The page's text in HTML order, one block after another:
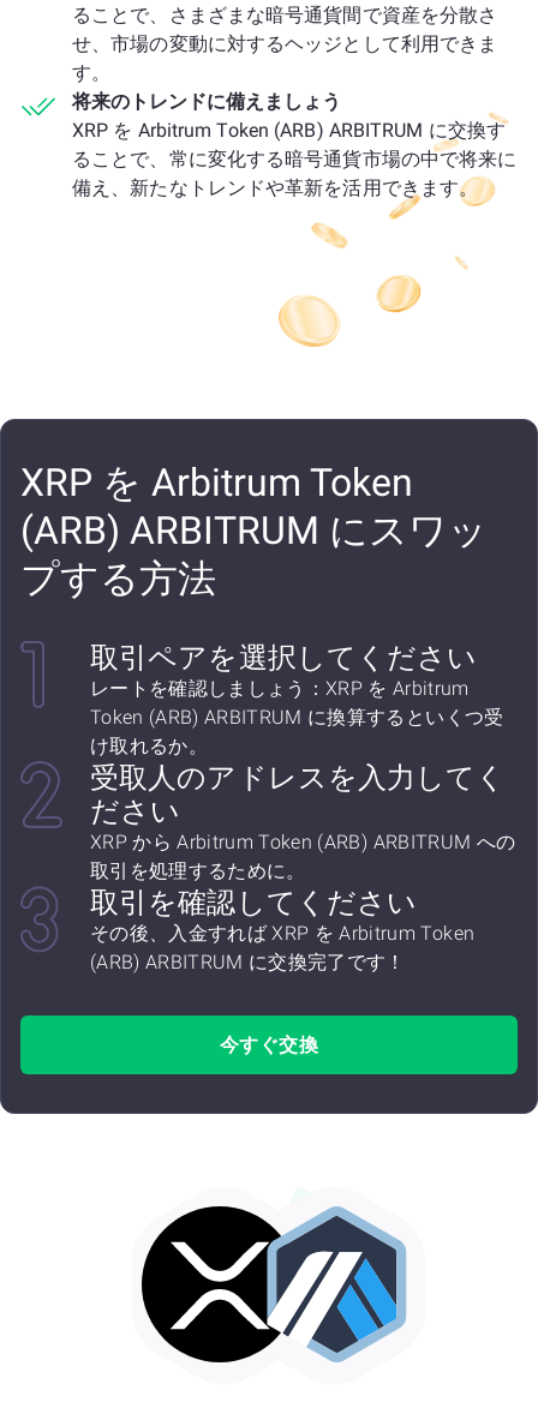
ることで、さまざまな暗号通貨間で資産を分散さ
せ、市場の変動に対するヘッジとして利用できま
す。
将来のトレンドに備えましょう
XRP を Arbitrum Token (ARB) ARBITRUM に交換す
ることで、常に変化する暗号通貨市場の中で将来に
備え、新たなトレンドや革新を活用できます。
XRP を Arbitrum Token
(ARB) ARBITRUM にスワッ
プする方法
取引ペアを選択してください
レートを確認しましょう：XRP を Arbitrum
Token (ARB) ARBITRUM に換算するといくつ受
け取れるか。
受取人のアドレスを入力してく
ださい
XRP から Arbitrum Token (ARB) ARBITRUM への
取引を処理するために。
取引を確認してください
その後、入金すれば XRP を Arbitrum Token
(ARB) ARBITRUM に交換完了です！
今すぐ交換